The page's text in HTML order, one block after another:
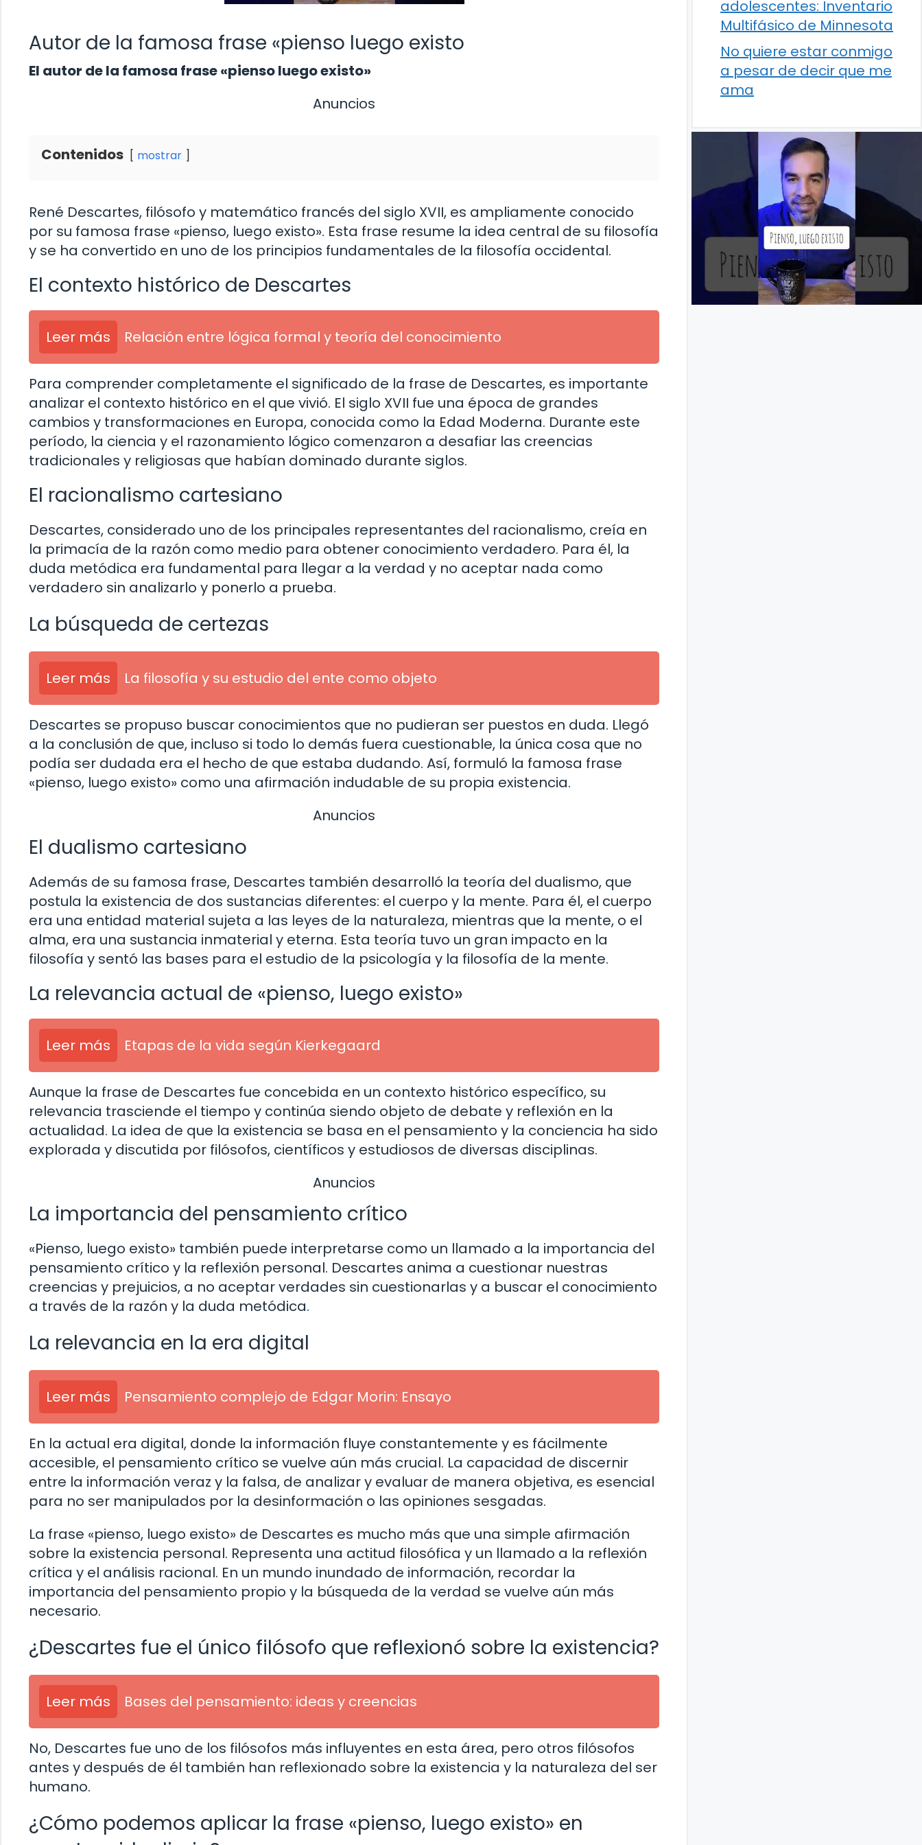
Autor de la famosa frase «pienso luego existo
El autor de la famosa frase «pienso luego existo»
Anuncios
Contenidos mostrar
René Descartes, filósofo y matemático francés del siglo XVII, es ampliamente conocido
por su famosa frase «pienso, luego existo». Esta frase resume la idea central de su filosofía
y se ha convertido en uno de los principios fundamentales de la filosofía occidental.
El contexto histórico de Descartes
Leer más Relación entre lógica formal y teoría del conocimiento
Para comprender completamente el significado de la frase de Descartes, es importante
analizar el contexto histórico en el que vivió. El siglo XVII fue una época de grandes
cambios y transformaciones en Europa, conocida como la Edad Moderna. Durante este
período, la ciencia y el razonamiento lógico comenzaron a desafiar las creencias
tradicionales y religiosas que habían dominado durante siglos.
El racionalismo cartesiano
Descartes, considerado uno de los principales representantes del racionalismo, creía en
la primacía de la razón como medio para obtener conocimiento verdadero. Para él, la
duda metódica era fundamental para llegar a la verdad y no aceptar nada como
verdadero sin analizarlo y ponerlo a prueba.
La búsqueda de certezas
Leer más La filosofía y su estudio del ente como objeto
Descartes se propuso buscar conocimientos que no pudieran ser puestos en duda. Llegó
a la conclusión de que, incluso si todo lo demás fuera cuestionable, la única cosa que no
podía ser dudada era el hecho de que estaba dudando. Así, formuló la famosa frase
«pienso, luego existo» como una afirmación indudable de su propia existencia.
Anuncios
El dualismo cartesiano
Además de su famosa frase, Descartes también desarrolló la teoría del dualismo, que
postula la existencia de dos sustancias diferentes: el cuerpo y la mente. Para él, el cuerpo
era una entidad material sujeta a las leyes de la naturaleza, mientras que la mente, o el
alma, era una sustancia inmaterial y eterna. Esta teoría tuvo un gran impacto en la
filosofía y sentó las bases para el estudio de la psicología y la filosofía de la mente.
La relevancia actual de «pienso, luego existo»
Leer más Etapas de la vida según Kierkegaard
Aunque la frase de Descartes fue concebida en un contexto histórico específico, su
relevancia trasciende el tiempo y continúa siendo objeto de debate y reflexión en la
actualidad. La idea de que la existencia se basa en el pensamiento y la conciencia ha sido
explorada y discutida por filósofos, científicos y estudiosos de diversas disciplinas.
Anuncios
La importancia del pensamiento crítico
«Pienso, luego existo» también puede interpretarse como un llamado a la importancia del
pensamiento crítico y la reflexión personal. Descartes anima a cuestionar nuestras
creencias y prejuicios, a no aceptar verdades sin cuestionarlas y a buscar el conocimiento
a través de la razón y la duda metódica.
La relevancia en la era digital
Leer más Pensamiento complejo de Edgar Morin: Ensayo
En la actual era digital, donde la información fluye constantemente y es fácilmente
accesible, el pensamiento crítico se vuelve aún más crucial. La capacidad de discernir
entre la información veraz y la falsa, de analizar y evaluar de manera objetiva, es esencial
para no ser manipulados por la desinformación o las opiniones sesgadas.
La frase «pienso, luego existo» de Descartes es mucho más que una simple afirmación
sobre la existencia personal. Representa una actitud filosófica y un llamado a la reflexión
crítica y el análisis racional. En un mundo inundado de información, recordar la
importancia del pensamiento propio y la búsqueda de la verdad se vuelve aún más
necesario.
¿Descartes fue el único filósofo que reflexionó sobre la existencia?
Leer más Bases del pensamiento: ideas y creencias
No, Descartes fue uno de los filósofos más influyentes en esta área, pero otros filósofos
antes y después de él también han reflexionado sobre la existencia y la naturaleza del ser
humano.
¿Cómo podemos aplicar la frase «pienso, luego existo» en
adolescentes: Inventario
Multifásico de Minnesota
No quiere estar conmigo
a pesar de decir que me
ama